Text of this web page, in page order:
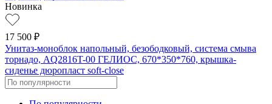
Новинка
17 500 ₽
Унитаз-моноблок напольный, безободковый, система смыва
торнадо, AQ2816T-00 ГЕЛИОС, 670*350*760, крышка-
сиденье дюропласт soft-close